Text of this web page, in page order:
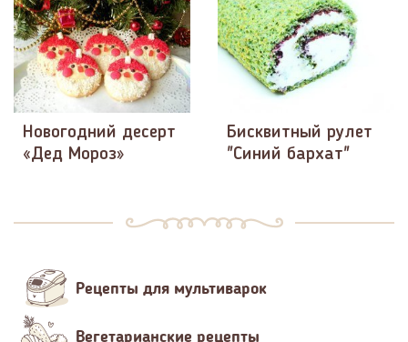
Новогодний десерт
«Дед Мороз»
Бисквитный рулет
"Синий бархат"
Рецепты для мультиварок
Вегетарианские рецепты